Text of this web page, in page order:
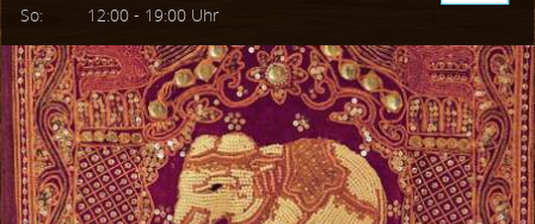
So:
12:00 - 19:00 Uhr